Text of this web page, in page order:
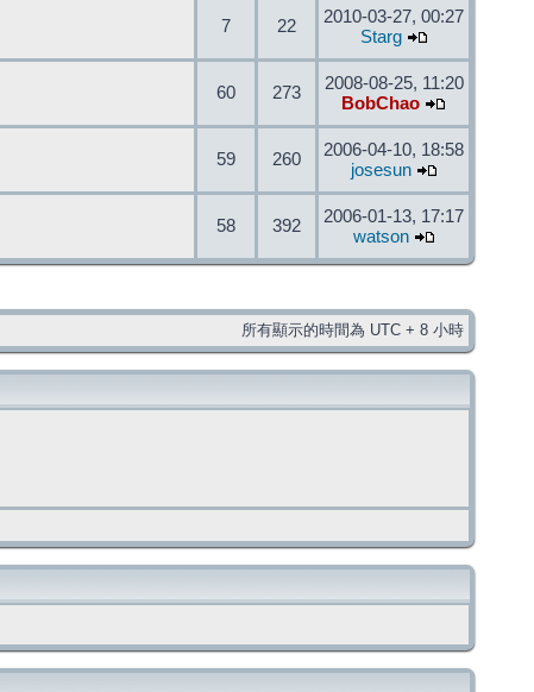
7 22
2010-03-27, 00:27
Starg
60 273
2008-08-25, 11:20
BobChao
59 260
2006-04-10, 18:58
josesun
58 392
2006-01-13, 17:17
watson
所有顯示的時間為 UTC + 8 小時